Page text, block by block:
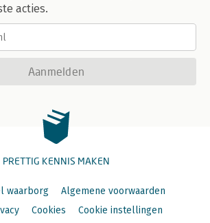
acties.
Aanmelden
PRETTIG KENNIS MAKEN
waarborg
Algemene voorwaarden
Cookies
Cookie instellingen